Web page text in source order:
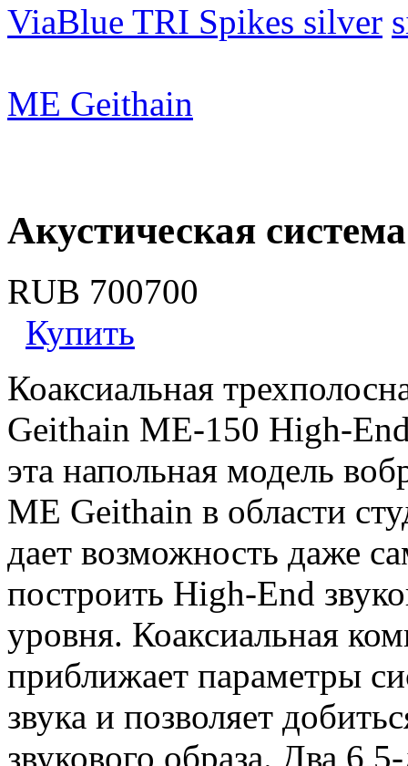
ViaBlue TRI Spikes silver
ME Geithain
Акустическая
RUB 700700
Купить
Коаксиальная
Geithain МЕ-150 High-End
эта напольная модель
МЕ Geithain в области
дает возможность даже
построить High-End
уровня. Коаксиальная
приближает параметры
звука и позволяет
звукового образа. Два